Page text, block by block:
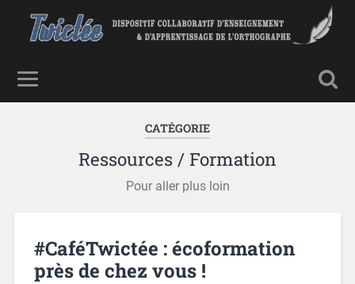
CATÉGORIE
Ressources / Formation
Pour aller plus loin
#CaféTwictée : écoformation
près de chez vous !